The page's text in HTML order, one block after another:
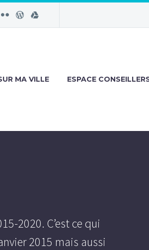
MA VILLE ESPACE
2020. C’est ce qui
2015 mais aussi